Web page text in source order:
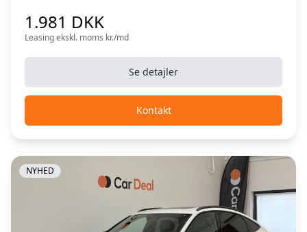
1.981 DKK
Leasing ekskl. moms kr./md
Se detajler
Kontakt
NYHED